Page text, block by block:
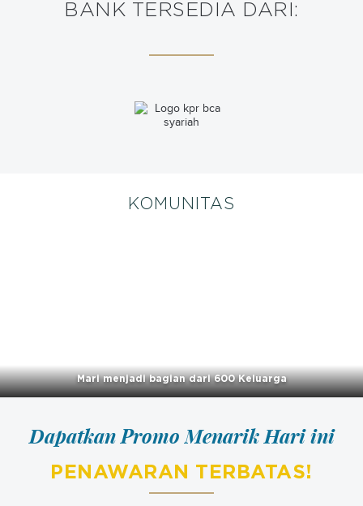
BANK TERSEDIA DARI:
KOMUNITAS
Mari menjadi bagian dari 600 Keluarga
Dapatkan Promo Menarik Hari ini
PENAWARAN TERBATAS!